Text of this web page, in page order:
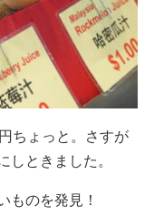
ちょっと。さすが
しときました。
ものを発見！